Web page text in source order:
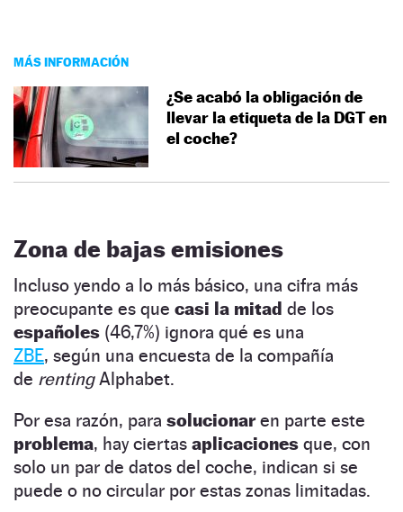
MÁS INFORMACIÓN
¿Se acabó la obligación de
llevar la etiqueta de la DGT en
el coche?
Zona de bajas emisiones
Incluso yendo a lo más básico, una cifra más
preocupante es que casi la mitad de los
españoles (46,7%) ignora qué es una
ZBE, según una encuesta de la compañía
de rentingAlphabet.
Por esa razón, para solucionaren parte este
problema, hay ciertas aplicaciones que, con
solo un par de datos del coche, indican si se
puede o no circular por estas zonas limitadas.